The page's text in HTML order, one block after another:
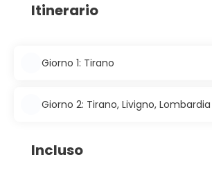
Itinerario
Giorno 1: Tirano
Giorno 2: Tirano, Livigno, Lombardia
Incluso